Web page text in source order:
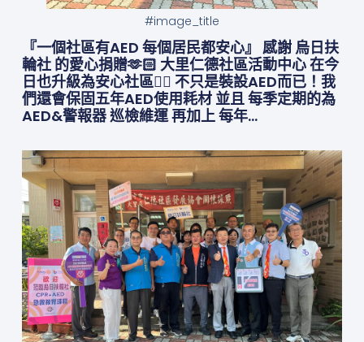
#image_title
『一個社區有AED 每個居民都安心』 感謝 烏日扶
輪社 的愛心捐贈🫶🏻 大里仁德社區活動中心 在今
日也升級為安心社區❤️‍🔥 不只是裝設AED而已！我
們還會保固五年AED使用耗材 並且 每季定期的為
AED&警報器 巡檢維運 再加上 每年…